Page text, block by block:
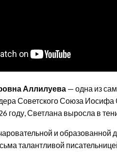
Аллилуева — одна из
Советского Союза
году, Светлана выросла в
и образованной
талантливой